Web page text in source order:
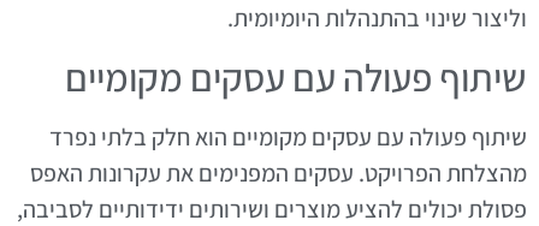
וליצור שינוי בהתנהלות היומיומית.
שיתוף פעולה עם עסקים מקומיים
שיתוף פעולה עם עסקים מקומיים הוא חלק בלתי נפרד
מהצלחת הפרויקט. עסקים המפנימים את עקרונות האפס
פסולת יכולים להציע מוצרים ושירותים ידידותיים לסביבה,